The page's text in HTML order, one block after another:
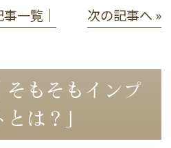
事一覧│ 次の記事へ »
そもそもインプ
とは？」